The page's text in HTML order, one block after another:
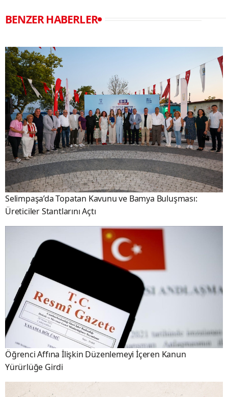
BENZER HABERLER
Selimpaşa’da Topatan Kavunu ve Bamya Buluşması:
Üreticiler Stantlarını Açtı
Öğrenci Affına İlişkin Düzenlemeyi İçeren Kanun
Yürürlüğe Girdi